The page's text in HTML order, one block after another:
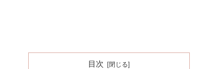
目次